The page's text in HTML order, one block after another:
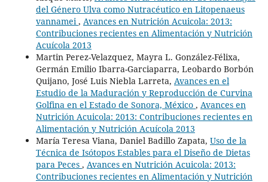
del Género Ulva como Nutracéutico en Litopenaeus
vannamei, Avances en Nutrición Acuicola: 2013:
Contribuciones recientes en Alimentación y Nutrición
Acuícola 2013
Martin Perez-Velazquez, Mayra L. González-Félixa,
Germán Emilio Ibarra-Garciaparra, Leobardo Borbón
Quijano, José Luis Niebla Larreta, Avances en el
Estudio de la Maduración y Reproducción de Curvina
Golfina en el Estado de Sonora, México , Avances en
Nutrición Acuicola: 2013: Contribuciones recientes en
Alimentación y Nutrición Acuícola 2013
María Teresa Viana, Daniel Badillo Zapata, Uso de la
Técnica de Isótopos Estables para el Diseño de Dietas
para Peces , Avances en Nutrición Acuicola: 2013:
Contribuciones recientes en Alimentación y Nutrición